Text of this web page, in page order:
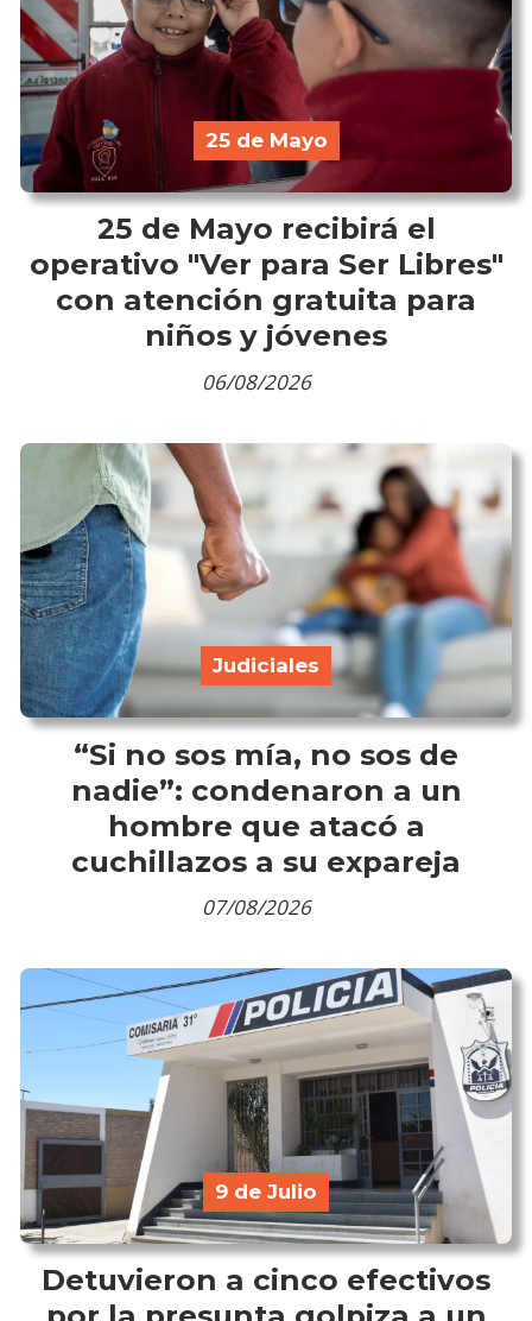
25 de Mayo recibirá el
operativo "Ver para Ser Libres"
con atención gratuita para
niños y jóvenes
25 de Mayo
06/08/2026
“Si no sos mía, no sos de
nadie”: condenaron a un
hombre que atacó a
cuchillazos a su expareja
Judiciales
07/08/2026
Detuvieron a cinco efectivos
9 de Julio